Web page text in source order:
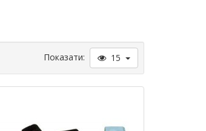
Показати: 15